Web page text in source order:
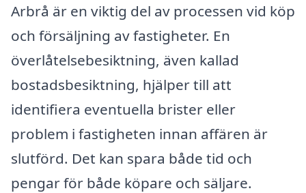
Arbrå är en viktig del av processen vid köp
och försäljning av fastigheter. En
överlåtelsebesiktning, även kallad
bostadsbesiktning, hjälper till att
identifiera eventuella brister eller
problem i fastigheten innan affären är
slutförd. Det kan spara både tid och
pengar för både köpare och säljare.